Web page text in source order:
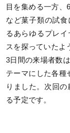
目を集める一方、
など菓子類の試
るあらゆるプレ
スを探っていたよ
3日間の来場者数
テーマにした各種
りました。次回
る予定です。